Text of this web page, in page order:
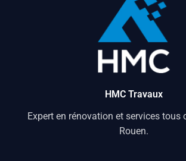
HMC Travaux
Expert en rénovation et services tous
Rouen.